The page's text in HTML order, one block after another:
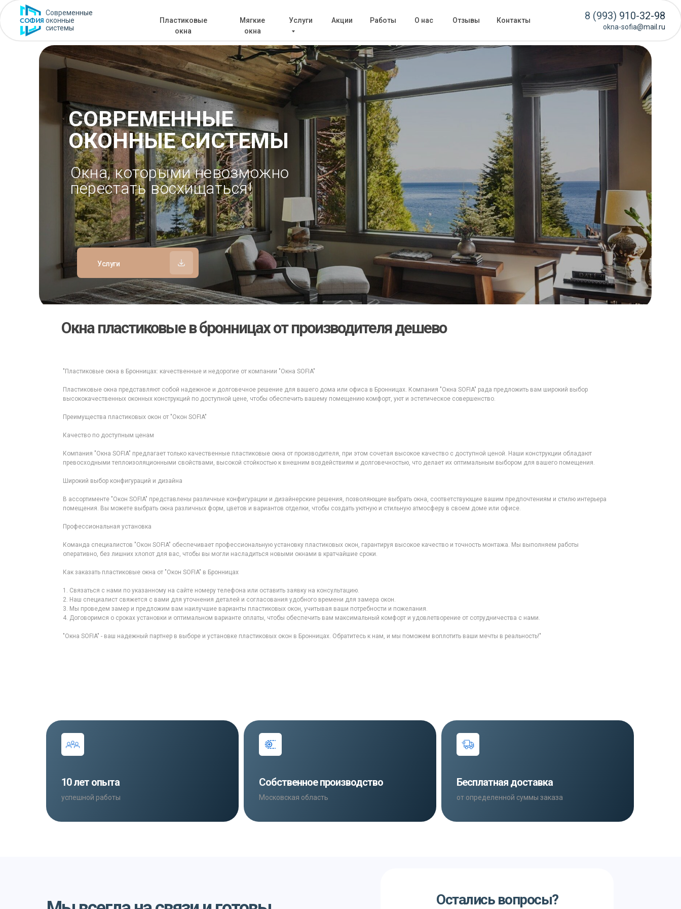
СОФИЯ
Современные
оконные
системы
8 (993) 910-32-98
okna-sofia@mail.ru
Отзывы Контакты
О нас
Работы
Акции
Услуги
Мягкие
окна
Пластиковые
окна
СОВРЕМЕННЫЕ
ОКОННЫЕ СИСТЕМЫ
Услуги
Окна, которыми невозможно
перестать восхищаться!
Окна пластиковые в бронницах от производителя дешево
"Пластиковые окна в Бронницах: качественные и недорогие от компании "Окна SOFIA"
Пластиковые окна представляют собой надежное и долговечное решение для вашего дома или офиса в Бронницах. Компания "Окна SOFIA" рада предложить вам широкий выбор
высококачественных оконных конструкций по доступной цене, чтобы обеспечить вашему помещению комфорт, уют и эстетическое совершенство.
Преимущества пластиковых окон от "Окон SOFIA"
Качество по доступным ценам
Компания "Окна SOFIA" предлагает только качественные пластиковые окна от производителя, при этом сочетая высокое качество с доступной ценой. Наши конструкции обладают
превосходными теплоизоляционными свойствами, высокой стойкостью к внешним воздействиям и долговечностью, что делает их оптимальным выбором для вашего помещения.
Широкий выбор конфигураций и дизайна
В ассортименте "Окон SOFIA" представлены различные конфигурации и дизайнерские решения, позволяющие выбрать окна, соответствующие вашим предпочтениям и стилю интерьера
помещения. Вы можете выбрать окна различных форм, цветов и вариантов отделки, чтобы создать уютную и стильную атмосферу в своем доме или офисе.
Профессиональная установка
Команда специалистов "Окон SOFIA" обеспечивает профессиональную установку пластиковых окон, гарантируя высокое качество и точность монтажа. Мы выполняем работы
оперативно, без лишних хлопот для вас, чтобы вы могли насладиться новыми окнами в кратчайшие сроки.
Как заказать пластиковые окна от "Окон SOFIA" в Бронницах
1. Связаться с нами по указанному на сайте номеру телефона или оставить заявку на консультацию.
2. Наш специалист свяжется с вами для уточнения деталей и согласования удобного времени для замера окон.
3. Мы проведем замер и предложим вам наилучшие варианты пластиковых окон, учитывая ваши потребности и пожелания.
4. Договоримся о сроках установки и оптимальном варианте оплаты, чтобы обеспечить вам максимальный комфорт и удовлетворение от сотрудничества с нами.
"Окна SOFIA" - ваш надежный партнер в выборе и установке пластиковых окон в Бронницах. Обратитесь к нам, и мы поможем воплотить ваши мечты в реальность!"
10 лет опыта
успешной работы
Собственное производство
Московская область
Бесплатная доставка
от определенной суммы заказа
Остались вопросы?